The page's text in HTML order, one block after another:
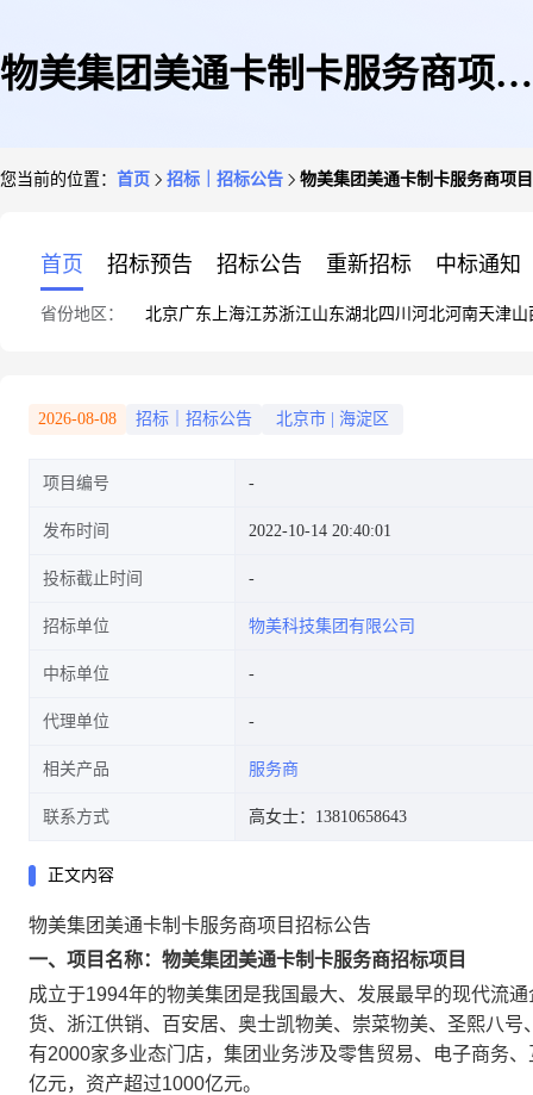
物美集团美通卡制卡服务商项目
您当前的位置： 首页 招标｜招标公告 物美集团美通卡制卡服务商项
首页 招标预告 招标公告 重新招标 中标通知
省份地区： 北京广东 上海江苏浙江山东湖北四川 河北河南天津山
2026-08-08 招标｜招标公告 北京市 海淀区
项目编号
发布时间 2022-10-14 20:40:01
投标截止时间
招标单位 物美科技集团有限公司
中标单位
代理单位
相关产品 服务商
联系方式 高女士：13810658643
正文内容
物美集团美通卡制卡服务商项目招标公告
一、项目名称：物美集团美通卡制卡服务商招标项目
成立于1994年的物美集团是我国最大、发展最早的现代流
货、浙江供销、百安居、奥士凯物美、崇菜物美、圣熙八
有2000家多业态门店，集团业务涉及零售贸易、电子商务
亿元，资产超过1000亿元。